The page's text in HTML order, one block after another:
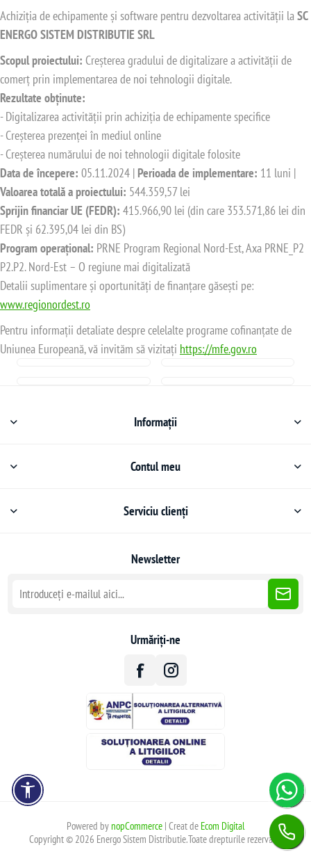
Achiziția de echipamente și software pentru dezvoltarea activității laSC
ENERGO SISTEM DISTRIBUTIE SRL
Scopul proiectului: Creșterea gradului de digitalizare a activității de
comerț prin implementarea de noi tehnologii digitale.
Rezultate obținute:
- Digitalizarea activității prin achiziția de echipamente specifice
- Creșterea prezenței în mediul online
- Creșterea numărului de noi tehnologii digitale folosite
Data de începere: 05.11.2024 | Perioada de implementare: 11 luni |
Valoarea totală a proiectului: 544.359,57 lei
Sprijin financiar UE (FEDR): 415.966,90 lei (din care 353.571,86 lei din
FEDR și 62.395,04 lei din BS)
Program operațional: PRNE Program Regional Nord-Est, Axa PRNE_P2
P2.P2. Nord-Est – O regiune mai digitalizată
Detalii suplimentare și oportunități de finanțare găsești pe:
www.regionordest.ro
Pentru informații detaliate despre celelalte programe cofinanțate de
Uniunea Europeană, vă invităm să vizitați https://mfe.gov.ro
Informații
Contul meu
Serviciu clienți
Newsletter
Urmăriți-ne
Powered bynopCommerce| Creat de Ecom Digital
Copyright © 2026 Energo Sistem Distributie.Toate drepturile rezervate.